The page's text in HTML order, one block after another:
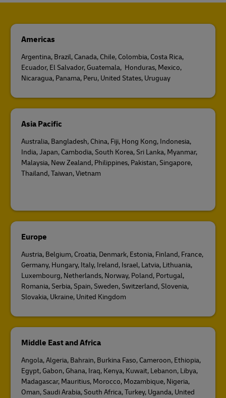
Americas
Argentina, Brazil, Canada, Chile, Colombia, Costa Rica,
Ecuador, El Salvador, Guatemala, Honduras, Mexico,
Nicaragua, Panama, Peru, United States, Uruguay
Asia Pacific
Australia, Bangladesh, China, Fiji, Hong Kong, Indonesia,
India, Japan, Cambodia, South Korea, Sri Lanka, Myanmar,
Malaysia, New Zealand, Philippines, Pakistan, Singapore,
Thailand, Taiwan, Vietnam
Europe
Austria, Belgium, Croatia, Denmark, Estonia, Finland, France,
Germany, Hungary, Italy, Ireland, Israel, Latvia, Lithuania,
Luxembourg, Netherlands, Norway, Poland, Portugal,
Romania, Serbia, Spain, Sweden, Switzerland, Slovenia,
Slovakia, Ukraine, United Kingdom
Middle East and Africa
Angola, Algeria, Bahrain, Burkina Faso, Cameroon, Ethiopia,
Egypt, Gabon, Ghana, Iraq, Kenya, Kuwait, Lebanon, Libya,
Madagascar, Mauritius, Morocco, Mozambique, Nigeria,
Oman, Saudi Arabia, South Africa, Turkey, Uganda, United